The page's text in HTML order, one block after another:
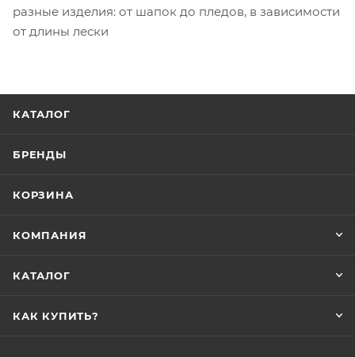
разные изделия: от шапок до пледов, в зависимости
от длины лески
КАТАЛОГ
БРЕНДЫ
КОРЗИНА
КОМПАНИЯ
КАТАЛОГ
КАК КУПИТЬ?